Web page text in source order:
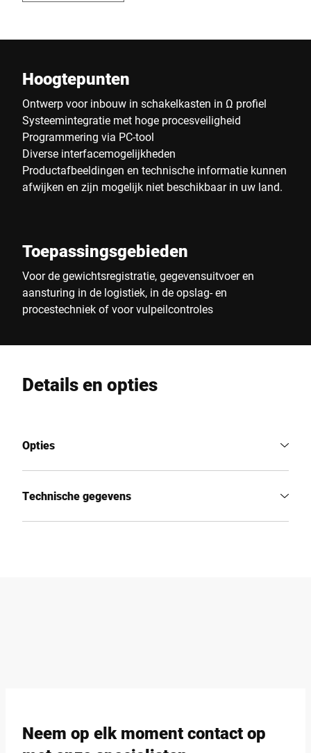
Hoogtepunten
Ontwerp voor inbouw in schakelkasten in Ω profiel
Systeemintegratie met hoge procesveiligheid
Programmering via PC-tool
Diverse interfacemogelijkheden
Productafbeeldingen en technische informatie kunnen
afwijken en zijn mogelijk niet beschikbaar in uw land.
Toepassingsgebieden
Voor de gewichtsregistratie, gegevensuitvoer en
aansturing in de logistiek, in de opslag- en
procestechniek of voor vulpeilcontroles
Details en opties
Opties
Technische gegevens
Neem op elk moment contact op